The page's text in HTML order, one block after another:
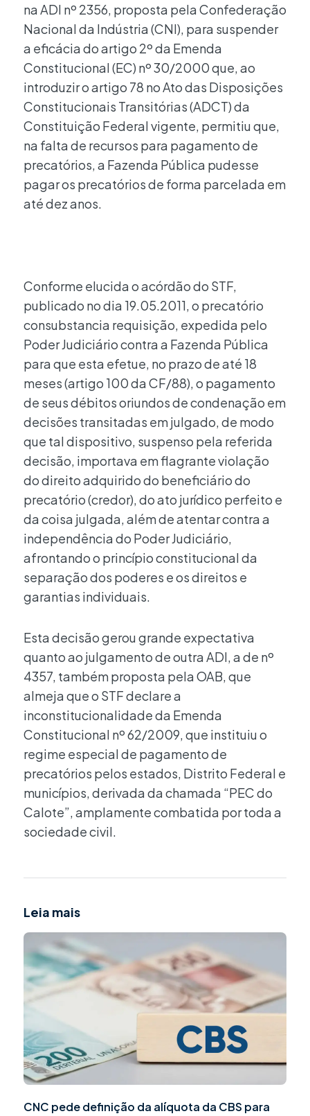
na ADI nº 2356, proposta pela Confederação
Nacional da Indústria (CNI), para suspender
a eficácia do artigo 2º da Emenda
Constitucional (EC) nº 30/2000 que, ao
introduzir o artigo 78 no Ato das Disposições
Constitucionais Transitórias (ADCT) da
Constituição Federal vigente, permitiu que,
na falta de recursos para pagamento de
precatórios, a Fazenda Pública pudesse
pagar os precatórios de forma parcelada em
até dez anos.
Conforme elucida o acórdão do STF,
publicado no dia 19.05.2011, o precatório
consubstancia requisição, expedida pelo
Poder Judiciário contra a Fazenda Pública
para que esta efetue, no prazo de até 18
meses (artigo 100 da CF/88), o pagamento
de seus débitos oriundos de condenação em
decisões transitadas em julgado, de modo
que tal dispositivo, suspenso pela referida
decisão, importava em flagrante violação
do direito adquirido do beneficiário do
precatório (credor), do ato jurídico perfeito e
da coisa julgada, além de atentar contra a
independência do Poder Judiciário,
afrontando o princípio constitucional da
separação dos poderes e os direitos e
garantias individuais.
Esta decisão gerou grande expectativa
quanto ao julgamento de outra ADI, a de nº
4357, também proposta pela OAB, que
almeja que o STF declare a
inconstitucionalidade da Emenda
Constitucional nº 62/2009, que instituiu o
regime especial de pagamento de
precatórios pelos estados, Distrito Federal e
municípios, derivada da chamada “PEC do
Calote”, amplamente combatida por toda a
sociedade civil.
Leia mais
CNC pede definição da alíquota da CBS para